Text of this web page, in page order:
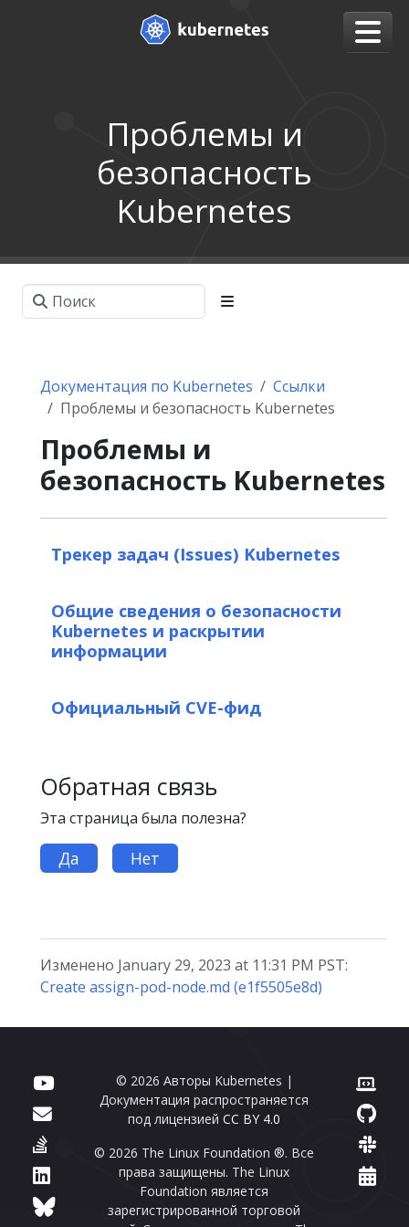
Проблемы и
безопасность
Kubernetes
Документация по Kubernetes
Ссылки
Проблемы и безопасность Kubernetes
Проблемы и
безопасность Kubernetes
Трекер задач (Issues) Kubernetes
Общие сведения о безопасности
Kubernetes и раскрытии
информации
Официальный CVE-фид
Обратная связь
Эта страница была полезна?
Да Нет
Изменено January 29, 2023 at 11:31 PM PST:
Create assign-pod-node.md (e1f5505e8d)
© 2026 Авторы Kubernetes |
Документация распространяется
под лицензиейCC BY 4.0
© 2026 The Linux Foundation ®. Все
права защищены. The Linux
Foundation является
зарегистрированной торговой